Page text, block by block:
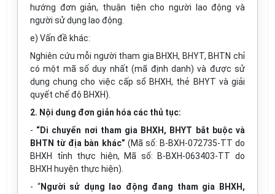
hướng đơn giản, thuận tiện cho người lao động và
người sử dụng lao động.
e) Vấn đề khác:
Nghiên cứu mỗi người tham gia BHXH, BHYT, BHTN chỉ
có một mã số duy nhất (mã định danh) và được sử
dụng chung cho việc cấp sổ BHXH, thẻ BHYT và giải
quyết chế độ BHXH).
2. Nội dung đơn giản hóa các thủ tục:
- “Di chuyển nơi tham gia BHXH, BHYT bắt buộc và
BHTN từ địa bàn khác” (Mã số: B-BXH-072735-TT do
BHXH tỉnh thực hiện, Mã số: B-BXH-063403-TT do
BHXH huyện thực hiện).
- “Người sử dụng lao động đang tham gia BHXH,